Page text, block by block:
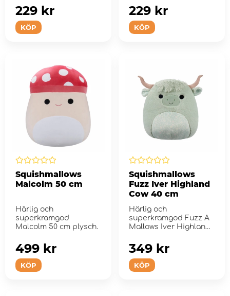
KÖP
229 kr
KÖP
229 kr
Squishmallows
Malcolm 50 cm
Härlig och
superkramgod
Malcolm 50 cm plysch.
KÖP
499 kr
Squishmallows
Fuzz Iver Highland
Cow 40 cm
Härlig och
superkramgod Fuzz A
Mallows Iver Highland
KÖP
349 kr